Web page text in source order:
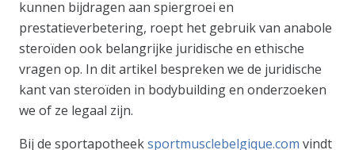
kunnen bijdragen aan spiergroei en
prestatieverbetering, roept het gebruik van anabole
steroïden ook belangrijke juridische en ethische
vragen op. In dit artikel bespreken we de juridische
kant van steroïden in bodybuilding en onderzoeken
we of ze legaal zijn.
Bij de sportapotheeksportmusclebelgique.com vindt